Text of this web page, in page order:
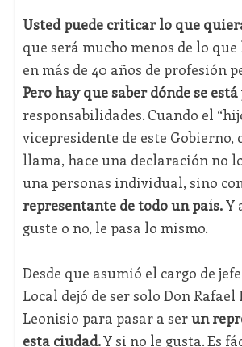
Usted puede criticar lo que
que será mucho menos de lo que
en más de 40 años de profesión
Pero hay que saber dónde se está
responsabilidades. Cuando el
vicepresidente de este Gobierno,
llama, hace una declaración no
una personas individual, sino
representante de todo un país.Y
guste o no, le pasa lo mismo.
Desde que asumió el cargo de
Local dejó de ser solo Don
Leonisio para pasar a serun
esta ciudad.Y si no le gusta. Es